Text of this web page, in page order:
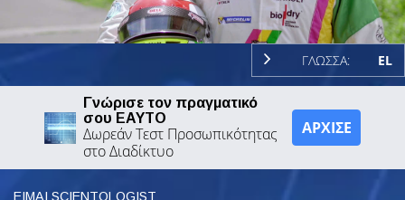
Video
ΓΛΩΣΣΑ: EL
Γνώρισε τον πραγματικό
σου ΕΑΥΤΟ
Δωρεάν Τεστ Προσωπικότητας
στο Διαδίκτυο
ΑΡΧΙΣΕ
ΕΙΜΑΙ SCIENTOLOGIST